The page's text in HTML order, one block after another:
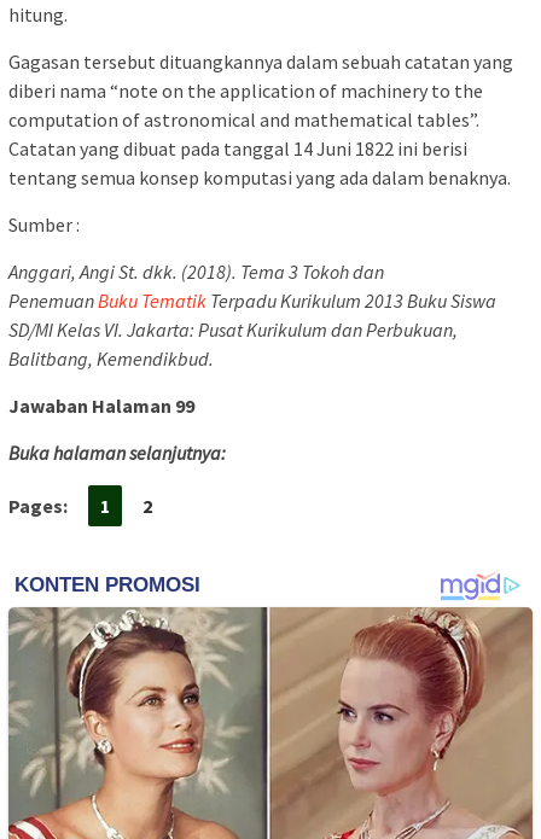
hitung.
Gagasan tersebut dituangkannya dalam sebuah catatan yang
diberi nama “note on the application of machinery to the
computation of astronomical and mathematical tables”.
Catatan yang dibuat pada tanggal 14 Juni 1822 ini berisi
tentang semua konsep komputasi yang ada dalam benaknya.
Sumber :
Anggari, Angi St. dkk. (2018). Tema 3 Tokoh dan
PenemuanBuku Tematik Terpadu Kurikulum 2013 Buku Siswa
SD/MI Kelas VI. Jakarta: Pusat Kurikulum dan Perbukuan,
Balitbang, Kemendikbud.
Jawaban Halaman 99
Buka halaman selanjutnya:
Pages: 1 2